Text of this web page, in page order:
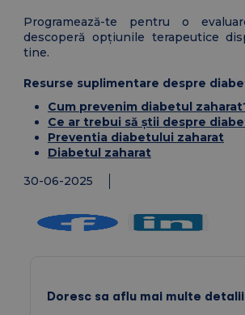
Doresc sa aflu mai multe detalii
Programează-te pentru o
descoperă opțiunile terapeutice
tine.
Resurse suplimentare despre
Cum prevenim diabetul
Ce ar trebui să știi despre
Preventia diabetului zaharat
Diabetul zaharat
30-06-2025